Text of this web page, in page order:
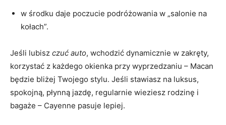
w środku daje poczucie podróżowania w „salonie na
kołach”.
Jeśli lubisz czuć auto, wchodzić dynamicznie w zakręty,
korzystać z każdego okienka przy wyprzedzaniu – Macan
będzie bliżej Twojego stylu. Jeśli stawiasz na luksus,
spokojną, płynną jazdę, regularnie wieziesz rodzinę i
bagaże – Cayenne pasuje lepiej.